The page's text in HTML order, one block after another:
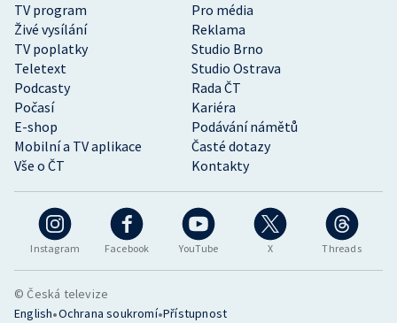
Instagram Facebook YouTube X Threads
TV program
Pro média
Živé vysílání
Reklama
TV poplatky
Studio Brno
Teletext
Studio Ostrava
Podcasty
Rada ČT
Počasí
Kariéra
E-shop
Podávání námětů
Mobilní a TV aplikace
Časté dotazy
Vše o ČT
Kontakty
© Česká televize
English•Ochrana soukromí•Přístupnost